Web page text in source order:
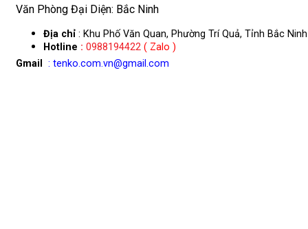
Văn Phòng Đại Diện: Bắc Ninh
Địa chỉ : Khu Phố Văn Quan, Phường Trí Quả, Tỉnh Bắc Ninh
Hotline : 0988194422 ( Zalo )
Gmail
: tenko.com.vn@gmail.com